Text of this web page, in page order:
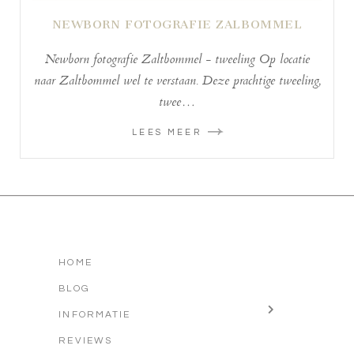
NEWBORN FOTOGRAFIE ZALBOMMEL
Newborn fotografie Zaltbommel - tweeling Op locatie
naar Zaltbommel wel te verstaan. Deze prachtige tweeling,
twee…
LEES MEER
HOME
BLOG
INFORMATIE
REVIEWS